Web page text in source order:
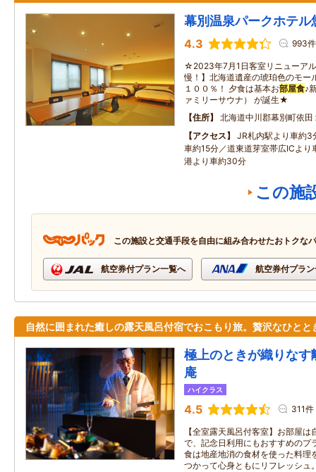
幕別温泉パークホテル
4.3 993件
☆2023年7月1日客室リニューア
慢！】北海道遺産の琥珀色のモー
１００％！ 夕食は基本お部屋食♪
ァミリーサウナ） が誕生★
住所
北海道中川郡幕別町依田
アクセス
JR札内駅より車約3
車約15分／道東道芽室帯広ICより
港より車約30分
この施
この施設と交通手段を自由に組み合わせたおトクな
航空券付プラン一覧へ 航空券付プラ
自然に囲まれた癒しの露天風呂付宿でおこもり旅。贅沢なひとと
極上のときが織りな
庵
ハイクラス
4.5 311件
【全室露天風呂付客室】お部屋
で、記念日利用にもおすすめのプ
食は地産地消の食材を使った料理
つかって心身ともにリフレッシュ